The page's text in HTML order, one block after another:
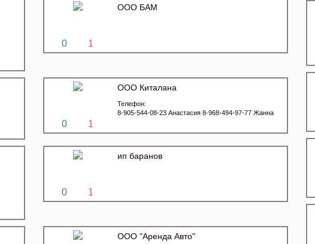
0 1
ООО БАМ
0 1
ООО Киталана
Телефон:
8-905-544-08-23 Анастасия 8-968-494-97-77 Жанна
0 1
ип баранов
ООО "Аренда Авто"